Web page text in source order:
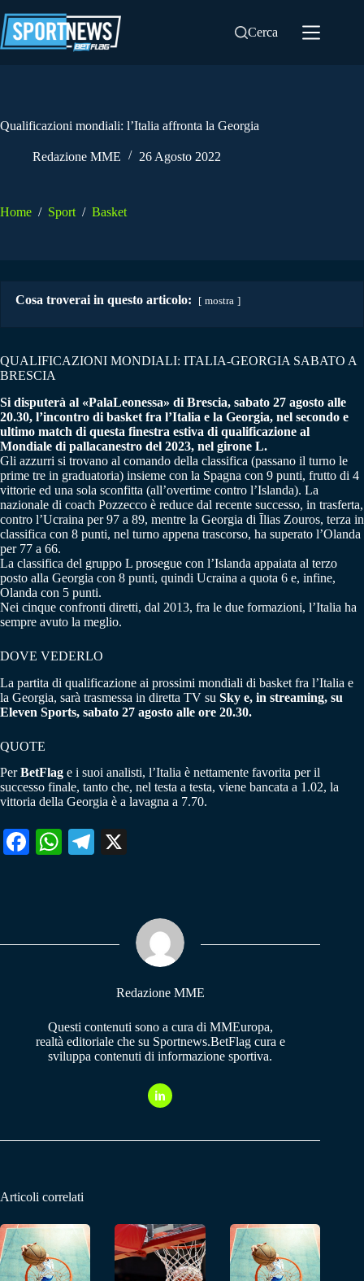
al
contenuto
Cerca
Qualificazioni mondiali: l’Italia affronta la Georgia
Redazione MME 26 Agosto 2022
Home / Sport / Basket
Cosa troverai in questo articolo: mostra
QUALIFICAZIONI MONDIALI: ITALIA-GEORGIA SABATO A
BRESCIA
Si disputerà al «PalaLeonessa» di Brescia, sabato 27 agosto alle
20.30, l’incontro di basket fra l’Italia e la Georgia, nel secondo e
ultimo match di questa finestra estiva di qualificazione al
Mondiale di pallacanestro del 2023, nel girone L.
Gli azzurri si trovano al comando della classifica (passano il turno le
prime tre in graduatoria) insieme con la Spagna con 9 punti, frutto di 4
vittorie ed una sola sconfitta (all’overtime contro l’Islanda). La
nazionale di coach Pozzecco è reduce dal recente successo, in trasferta,
contro l’Ucraina per 97 a 89, mentre la Georgia di Īlias Zouros, terza in
classifica con 8 punti, nel turno appena trascorso, ha superato l’Olanda
per 77 a 66.
La classifica del gruppo L prosegue con l’Islanda appaiata al terzo
posto alla Georgia con 8 punti, quindi Ucraina a quota 6 e, infine,
Olanda con 5 punti.
Nei cinque confronti diretti, dal 2013, fra le due formazioni, l’Italia ha
sempre avuto la meglio.
DOVE VEDERLO
La partita di qualificazione ai prossimi mondiali di basket fra l’Italia e
la Georgia, sarà trasmessa in diretta TV su Sky e, in streaming, su
Eleven Sports, sabato 27 agosto alle ore 20.30.
QUOTE
PerBetFlag e i suoi analisti, l’Italia è nettamente favorita per il
successo finale, tanto che, nel testa a testa, viene bancata a 1.02, la
vittoria della Georgia è a lavagna a 7.70.
Fa W
pp
Te
m
Redazione MME
Questi contenuti sono a cura di MMEuropa,
realtà editoriale che su Sportnews.BetFlag cura e
sviluppa contenuti di informazione sportiva.
Articoli correlati